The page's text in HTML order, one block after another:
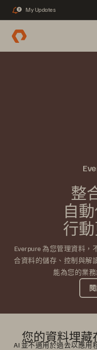
2 My Updates
整
自
行
Everpure 為您管理資料
合資料的儲存、控制與解
能為您的業
您的資料埋藏
AI 並不適用於過去以應用